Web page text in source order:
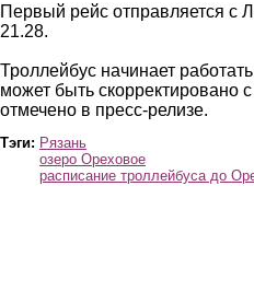
Первый рейс отправляется с
21.28.
Троллейбус начинает
может быть скорректировано
отмечено в пресс-релизе.
Тэги: Рязань
озеро Ореховое
расписание троллейбуса до